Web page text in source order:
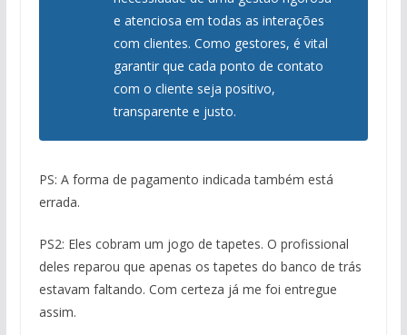
e atenciosa em todas as interações
com clientes. Como gestores, é vital
garantir que cada ponto de contato
com o cliente seja positivo,
transparente e justo.
PS: A forma de pagamento indicada também está
errada.
PS2: Eles cobram um jogo de tapetes. O profissional
deles reparou que apenas os tapetes do banco de trás
estavam faltando. Com certeza já me foi entregue
assim.